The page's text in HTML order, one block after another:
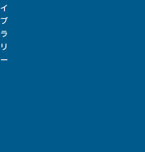
イ
ブ
ラ
リ
ー